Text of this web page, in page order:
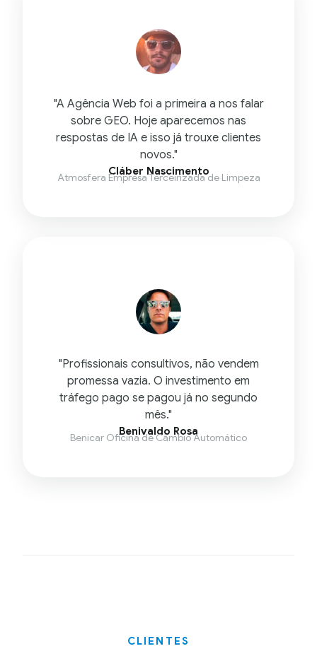
"A Agência Web foi a primeira a nos falar
sobre GEO. Hoje aparecemos nas
respostas de IA e isso já trouxe clientes
novos."
Cláber Nascimento
Atmosfera Empresa Terceirizada de Limpeza
"Profissionais consultivos, não vendem
promessa vazia. O investimento em
tráfego pago se pagou já no segundo
mês."
Benivaldo Rosa
Benicar Oficina de Câmbio Automático
CLIENTES